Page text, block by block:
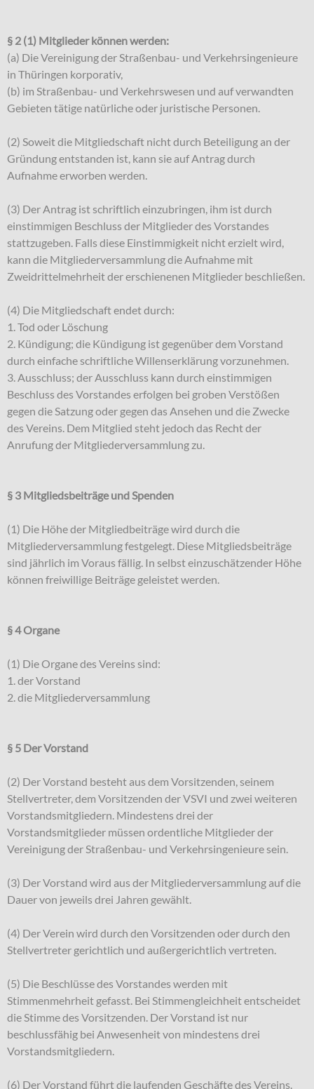
§ 2 (1) Mitglieder können werden:
(a) Die Vereinigung der Straßenbau- und Verkehrsingenieure
in Thüringen korporativ,
(b) im Straßenbau- und Verkehrswesen und auf verwandten
Gebieten tätige natürliche oder juristische Personen.
(2) Soweit die Mitgliedschaft nicht durch Beteiligung an der
Gründung entstanden ist, kann sie auf Antrag durch
Aufnahme erworben werden.
(3) Der Antrag ist schriftlich einzubringen, ihm ist durch
einstimmigen Beschluss der Mitglieder des Vorstandes
stattzugeben. Falls diese Einstimmigkeit nicht erzielt wird,
kann die Mitgliederversammlung die Aufnahme mit
Zweidrittelmehrheit der erschienenen Mitglieder beschließen.
(4) Die Mitgliedschaft endet durch:
1. Tod oder Löschung
2. Kündigung; die Kündigung ist gegenüber dem Vorstand
durch einfache schriftliche Willenserklärung vorzunehmen.
3. Ausschluss; der Ausschluss kann durch einstimmigen
Beschluss des Vorstandes erfolgen bei groben Verstößen
gegen die Satzung oder gegen das Ansehen und die Zwecke
des Vereins. Dem Mitglied steht jedoch das Recht der
Anrufung der Mitgliederversammlung zu.
§ 3 Mitgliedsbeiträge und Spenden
(1) Die Höhe der Mitgliedbeiträge wird durch die
Mitgliederversammlung festgelegt. Diese Mitgliedsbeiträge
sind jährlich im Voraus fällig. In selbst einzuschätzender Höhe
können freiwillige Beiträge geleistet werden.
§ 4 Organe
(1) Die Organe des Vereins sind:
1. der Vorstand
2. die Mitgliederversammlung
§ 5 Der Vorstand
(2) Der Vorstand besteht aus dem Vorsitzenden, seinem
Stellvertreter, dem Vorsitzenden der VSVI und zwei weiteren
Vorstandsmitgliedern. Mindestens drei der
Vorstandsmitglieder müssen ordentliche Mitglieder der
Vereinigung der Straßenbau- und Verkehrsingenieure sein.
(3) Der Vorstand wird aus der Mitgliederversammlung auf die
Dauer von jeweils drei Jahren gewählt.
(4) Der Verein wird durch den Vorsitzenden oder durch den
Stellvertreter gerichtlich und außergerichtlich vertreten.
(5) Die Beschlüsse des Vorstandes werden mit
Stimmenmehrheit gefasst. Bei Stimmengleichheit entscheidet
die Stimme des Vorsitzenden. Der Vorstand ist nur
beschlussfähig bei Anwesenheit von mindestens drei
Vorstandsmitgliedern.
(6) Der Vorstand führt die laufenden Geschäfte des Vereins.